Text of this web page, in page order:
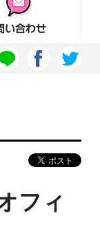
フィ